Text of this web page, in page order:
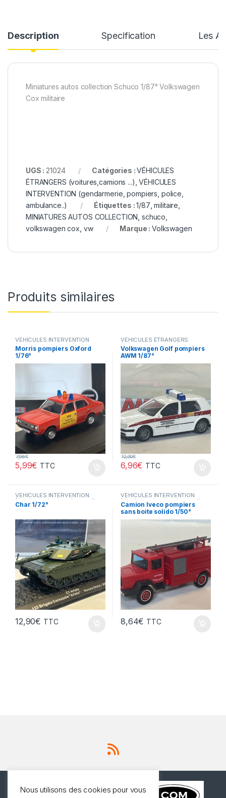
Description Specification Les
Miniatures autos collection Schuco 1/87° Volkswagen
Cox militaire
UGS : 21024 Catégories :VÉHICULES
ÉTRANGERS (voitures,camions ...) ,VÉHICULES
INTERVENTION (gendarmerie, pompiers, police,
ambulance..)
Étiquettes :1/87 ,militaire
MINIATURES AUTOS COLLECTION schuco
volkswagen cox vw Marque : Volkswagen
Produits similaires
VÉHICULES INTERVENTION
(gendarmerie, pompiers, police,
ambulance..)
Morris pompiers Oxford
1/76°
5,99€
7,96€
TTC
VÉHICULES ÉTRANGERS
(voitures,camions ...)
VÉHICULES INTERVENTION
(gendarmerie, pompiers, police,
Volkswagen Golf pompiers
AWM 1/87°
6,96€
12,00€
TTC
VÉHICULES INTERVENTION
(gendarmerie, pompiers, police,
ambulance..)
Char 1/72°
12,90€ TTC
VÉHICULES INTERVENTION
(gendarmerie, pompiers, police,
ambulance..)
Camion Iveco pompiers
sans boite solido 1/50°
8,64€ TTC
Nous utilisons des cookies pour vous